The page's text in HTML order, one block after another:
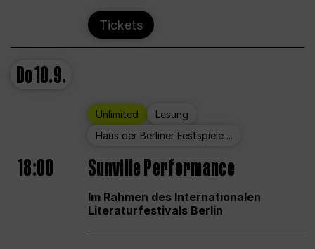
Tickets
Do10.9.
Unlimited
Lesung
Haus der Berliner Festspiele ...
18:00 Sunville Performance
Im Rahmen des Internationalen
Literaturfestivals Berlin